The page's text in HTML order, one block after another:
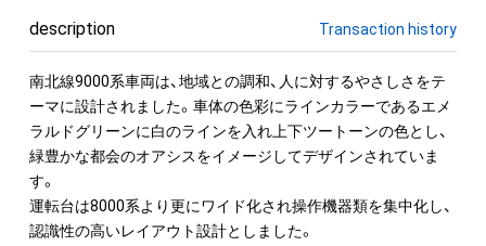
description Transaction history
南北線9000系車両は、地域との調和、人に対するやさしさをテ
ーマに設計されました。車体の色彩にラインカラーであるエメ
ラルドグリーンに白のラインを入れ上下ツートーンの色とし、
緑豊かな都会のオアシスをイメージしてデザインされていま
す。
運転台は8000系より更にワイド化され操作機器類を集中化し、
認識性の高いレイアウト設計としました。